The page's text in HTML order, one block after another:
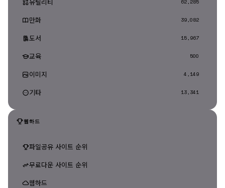
62,285
만화 39,082
도서 15,967
교육 500
이미지 4,149
기타 13,341
웹하드
파일공유 사이트 순위
무료다운 사이트 순위
웹하드